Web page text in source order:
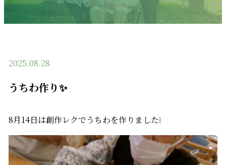
有料老人ホーム リフレア上土
運営会社
2025.08.28
うちわ作り✨
8月14日は創作レクでうちわを作りました❕